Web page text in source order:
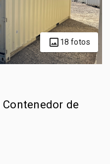
18 fotos
de